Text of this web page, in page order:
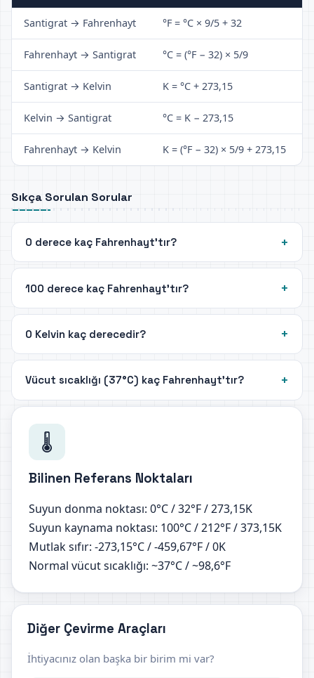
Santigrat → Fahrenhayt °F = °C × 9/5 + 32
Fahrenhayt → Santigrat °C = (°F − 32) × 5/9
Santigrat → Kelvin K = °C + 273,15
Kelvin → Santigrat °C = K − 273,15
Fahrenhayt → Kelvin K = (°F − 32) × 5/9 + 273,15
Sıkça Sorulan Sorular
0 derece kaç Fahrenhayt'tır?
100 derece kaç Fahrenhayt'tır?
0 Kelvin kaç derecedir?
Vücut sıcaklığı (37°C) kaç Fahrenhayt'tır?
🌡️
Bilinen Referans Noktaları
Suyun donma noktası: 0°C / 32°F / 273,15K
Suyun kaynama noktası: 100°C / 212°F / 373,15K
Mutlak sıfır: -273,15°C / -459,67°F / 0K
Normal vücut sıcaklığı: ~37°C / ~98,6°F
Diğer Çevirme Araçları
İhtiyacınız olan başka bir birim mi var?